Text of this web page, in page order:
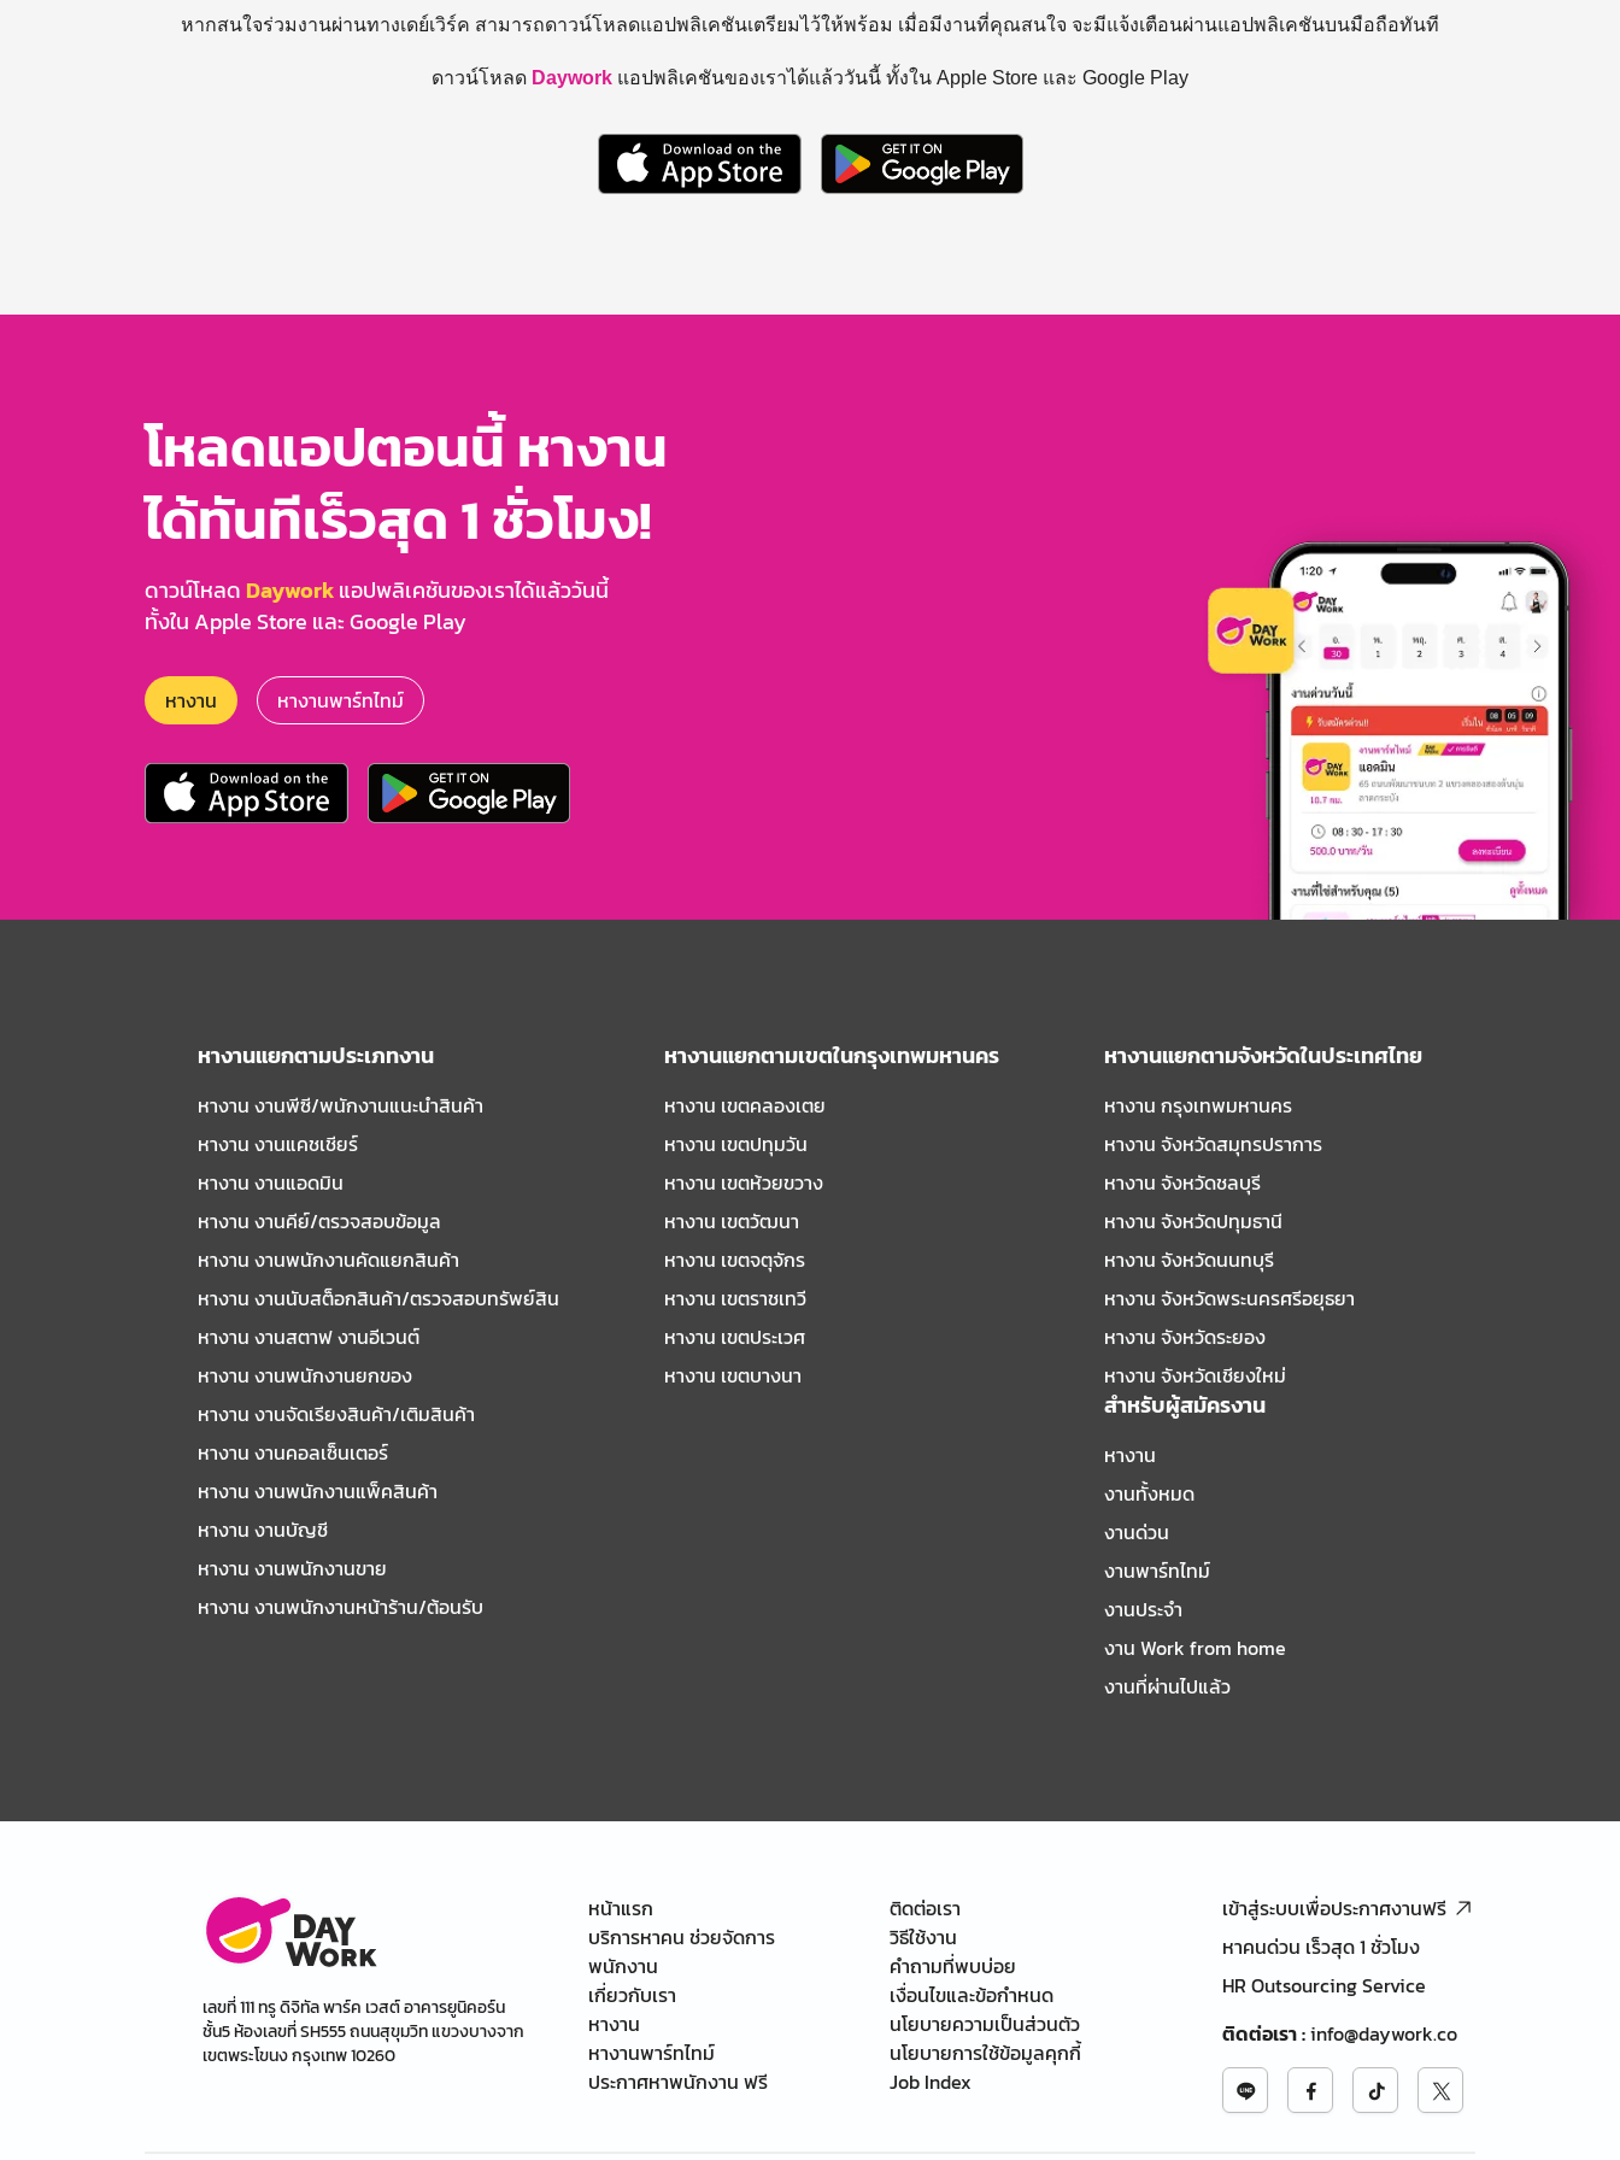
หากสนใจร่วมงานผ่านทางเดย์เวิร์ค สามารถดาวน์โหลดแอปพลิเคชันเตรียมไว้ให้พร้อม เมื่อมีงานที่คุณสนใจ จะมีแจ้งเตือนผ่านแอปพลิเคชันบนมือถือทันที
ดาวน์โหลด Daywork แอปพลิเคชันของเราได้แล้ววันนี้ ทั้งใน Apple Store และ Google Play
โหลดแอปตอนนี้ หางาน
ได้ทันทีเร็วสุด 1 ชั่วโมง!
ดาวน์โหลด Dayworkแอปพลิเคชันของเราได้แล้ววันนี้
ทั้งใน Apple Store และ Google Play
หางาน หางานพาร์ทไทม์
หางานแยกตามประเภทงาน
หางาน งานพีซี/พนักงานแนะนําสินค้า
หางาน งานแคชเชียร์
หางาน งานแอดมิน
หางาน งานคีย์/ตรวจสอบข้อมูล
หางาน งานพนักงานคัดแยกสินค้า
หางาน งานนับสต็อกสินค้า/ตรวจสอบทรัพย์สิน
หางาน งานสตาฟ งานอีเวนต์
หางาน งานพนักงานยกของ
หางาน งานจัดเรียงสินค้า/เติมสินค้า
หางาน งานคอลเซ็นเตอร์
หางาน งานพนักงานแพ็คสินค้า
หางาน งานบัญชี
หางาน งานพนักงานขาย
หางาน งานพนักงานหน้าร้าน/ต้อนรับ
หางานแยกตามเขตในกรุงเทพมหานคร
หางาน เขตคลองเตย
หางาน เขตปทุมวัน
หางาน เขตห้วยขวาง
หางาน เขตวัฒนา
หางาน เขตจตุจักร
หางาน เขตราชเทวี
หางาน เขตประเวศ
หางาน เขตบางนา
หางานแยกตามจังหวัดในประเทศไทย
หางาน กรุงเทพมหานคร
หางาน จังหวัดสมุทรปราการ
หางาน จังหวัดชลบุรี
หางาน จังหวัดปทุมธานี
หางาน จังหวัดนนทบุรี
หางาน จังหวัดพระนครศรีอยุธยา
หางาน จังหวัดระยอง
หางาน จังหวัดเชียงใหม่
สำหรับผู้สมัครงาน
หางาน
งานทั้งหมด
งานด่วน
งานพาร์ทไทม์
งานประจำ
งาน Work from home
งานที่ผ่านไปแล้ว
เลขที่ 111 ทรู ดิจิทัล พาร์ค เวสต์ อาคารยูนิคอร์น
ชั้น5 ห้องเลขที่ SH555 ถนนสุขุมวิท แขวงบางจาก
เขตพระโขนง กรุงเทพ 10260
หน้าแรก
บริการหาคน ช่วยจัดการ
พนักงาน
เกี่ยวกับเรา
หางาน
หางานพาร์ทไทม์
ประกาศหาพนักงาน ฟรี
ติดต่อเรา
วิธีใช้งาน
คำถามที่พบบ่อย
เงื่อนไขและข้อกำหนด
นโยบายความเป็นส่วนตัว
นโยบายการใช้ข้อมูลคุกกี้
Job Index
เข้าสู่ระบบเพื่อประกาศงานฟรี
หาคนด่วน เร็วสุด 1 ชั่วโมง
HR Outsourcing Service
ติดต่อเรา:info@daywork.co